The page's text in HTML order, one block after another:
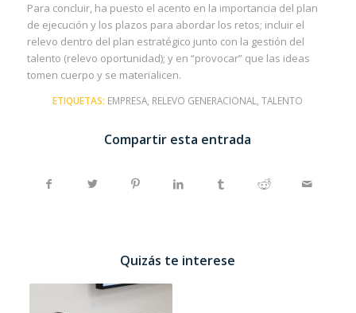
Para concluir, ha puesto el acento en la importancia del plan
de ejecución y los plazos para abordar los retos; incluir el
relevo dentro del plan estratégico junto con la gestión del
talento (relevo oportunidad); y en “provocar” que las ideas
tomen cuerpo y se materialicen.
ETIQUETAS: EMPRESA RELEVO GENERACIONAL ,TALENTO
Compartir esta entrada
Quizás te interese